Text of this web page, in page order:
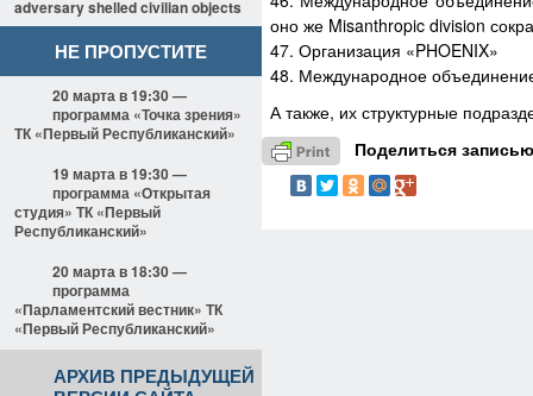
adversary shelled civilian objects
НЕ ПРОПУСТИТЕ
20 марта в 19:30 —
программа «Точка зрения»
ТК «Первый Республиканский»
19 марта в 19:30 —
программа «Открытая
студия» ТК «Первый
Республиканский»
20 марта в 18:30 —
программа
«Парламентский вестник» ТК
«Первый Республиканский»
АРХИВ ПРЕДЫДУЩЕЙ
оно же Misanthropic division
47. Организация «PHOENIX»
48. Международное
А также, их структурные
Поделиться